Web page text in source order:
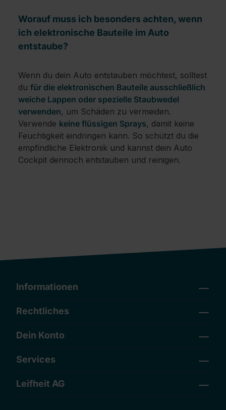
Worauf muss ich besonders achten, wenn
ich elektronische Bauteile im Auto
entstaube?
Wenn du dein Auto entstauben möchtest, solltest
du für die elektronischen Bauteile ausschließlich
weiche Lappen oder spezielle Staubwedel
verwenden, um Schäden zu vermeiden.
Verwende keine flüssigen Sprays, damit keine
Feuchtigkeit eindringen kann. So schützt du die
empfindliche Elektronik und kannst dein Auto
Cockpit dennoch entstauben und reinigen.
Informationen
Rechtliches
Dein Konto
Services
Leifheit AG